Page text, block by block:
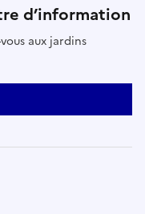
d’information
aux jardins